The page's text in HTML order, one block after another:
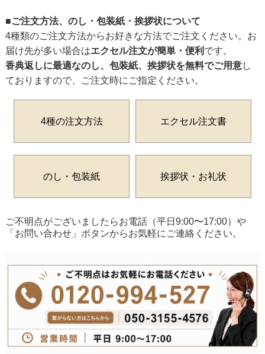
■ご注文方法、のし・包装紙・挨拶状について
4種類のご注文方法からお好きな方法でご注文ください。お
届け先が多い場合はエクセル注文が簡単・便利 です。
香典返しに最適なのし、包装紙、挨拶状を無料でご用意し
ておりますので、ご注文時にご指定ください。
4種の注文方法 エクセル注文書
のし・包装紙 挨拶状・お礼状
ご不明点がございましたらお電話（平日9:00〜17:00）や
「お問い合わせ」ボタンからお気軽にご連絡ください。